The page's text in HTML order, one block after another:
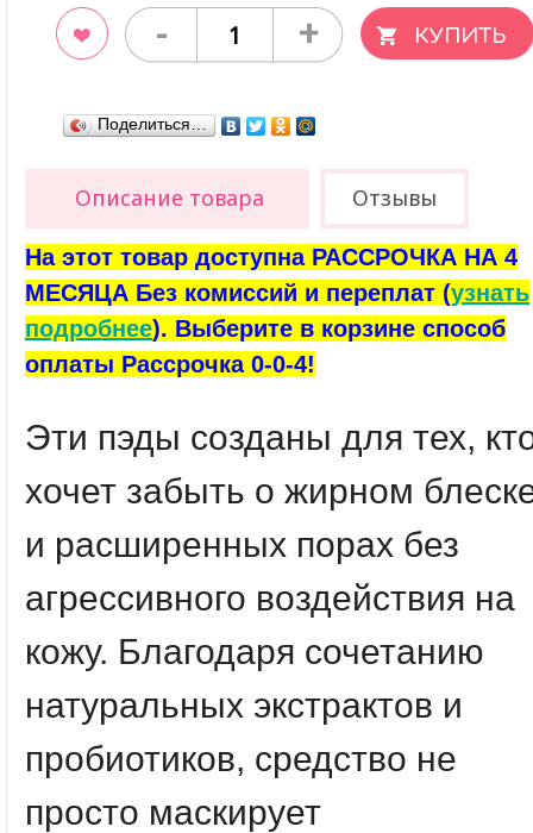
- +
Поделиться…
Описание товара Отзывы
На этот товар доступна РАССРОЧКА НА 4
МЕСЯЦА Без комиссий и переплат (узнать
подробнее). Выберите в корзине способ
оплаты Рассрочка 0-0-4!
Эти пэды созданы для тех,
хочет забыть о жирном
и расширенных порах без
агрессивного воздействия на
кожу. Благодаря сочетанию
натуральных экстрактов и
пробиотиков, средство не
просто маскирует